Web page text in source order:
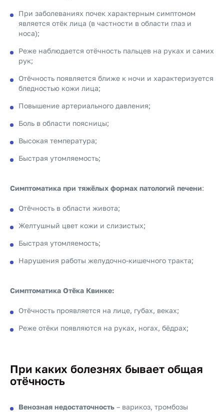
При заболеваниях почек характерным симптомом
является отёк лица (в частности в области глаз и
носа);
Реже наблюдается отёчность пальцев на руках и самих
рук;
Отёчность появляется ближе к ночи и характеризуется
бледностью кожи лица;
Повышение артериального давления;
Боль в области поясницы;
Высокая температура;
Быстрая утомляемость;
Симптоматика при тяжёлых формах патологий печени:
Отёчность в области живота;
Желтушный цвет кожи и слизистых;
Быстрая утомляемость;
Нарушения работы желудочно-кишечного тракта;
Симптоматика Отёка Квинке:
Отёчность проявляется на лице, губах, веках;
Реже отёки появляются на руках, ногах, бёдрах;
При каких болезнях бывает общая
отёчность
Венозная недостаточность – варикоз, тромбозы